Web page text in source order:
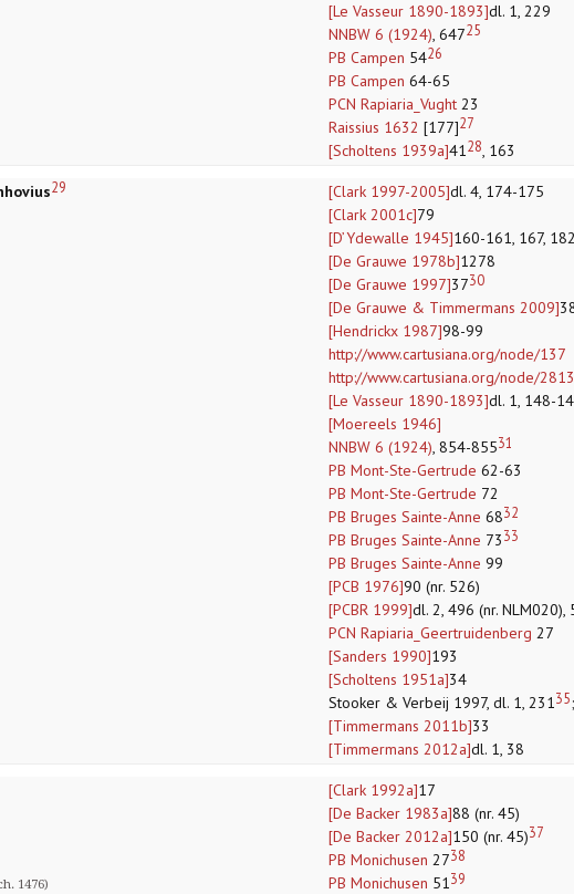
[Le Vasseur 1890-1893]dl. 1, 229
NNBW 6 (1924), 64725
PB Campen 5426
PB Campen 64-65
PCN Rapiaria_Vught 23
Raissius 1632 [177]27
[Scholtens 1939a]4128, 163
29 [Clark 1997-2005]dl. 4, 174-175
[Clark 2001c]79
[D’Ydewalle 1945]160-161, 167,
[De Grauwe 1978b]1278
[De Grauwe 1997]3730
[De Grauwe & Timmermans 2009]
[Hendrickx 1987]98-99
http://www.cartusiana.org/node/137
http://www.cartusiana.org/node/2813
[Le Vasseur 1890-1893]dl. 1, 148-
[Moereels 1946]
NNBW 6 (1924), 854-85531
PB Mont-Ste-Gertrude 62-63
PB Mont-Ste-Gertrude 72
PB Bruges Sainte-Anne 6832
PB Bruges Sainte-Anne 7333
PB Bruges Sainte-Anne 99
[PCB 1976]90 (nr. 526)
[PCBR 1999]dl. 2, 496 (nr. NLM020),
PCN Rapiaria_Geertruidenberg 27
[Sanders 1990]193
[Scholtens 1951a]34
Stooker & Verbeij 1997, dl. 1, 23135
[Timmermans 2011b]33
[Timmermans 2012a]dl. 1, 38
1476)
[Clark 1992a]17
[De Backer 1983a]88 (nr. 45)
[De Backer 2012a]150 (nr. 45)37
PB Monichusen 2738
PB Monichusen 5139